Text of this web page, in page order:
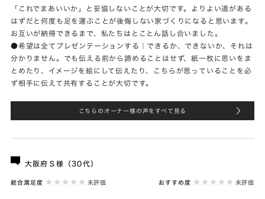
「これでまあいいか」と妥協しないことが大切です。よりよい道がある
はずだと何度も足を運ぶことが後悔しない家づくりになると思います。
お互いが納得できるまで、私たちはとことん話し合いました。
●希望は全てプレゼンテーションする｜できるか、できないか、それは
分かりません。でも伝える前から諦めることはせず、紙一枚に思いをま
とめたり、イメージを絵にして伝えたり、こちらが思っていることを必
ず相手に伝えて共有することが大切です。
こちらのオーナー様の声をすべて見る
大阪府Ｓ様（30代）
総合満足度 未評価 おすすめ度 未評価